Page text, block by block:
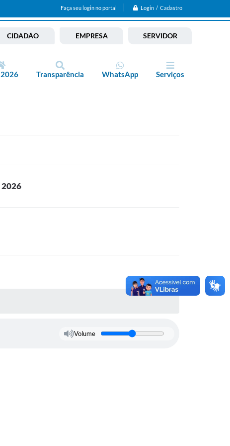
Faça seu login no portal Login / Cadastro
CIDADÃO EMPRESA SERVIDOR
2026 Transparência WhatsApp Serviços
2026
Volume